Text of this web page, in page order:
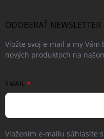
ODOBERAŤ NEWSLETTER
Vložte svoj e-mail a my
nových produktoch na
EMAIL
Vložením e-mailu súhlasíte s